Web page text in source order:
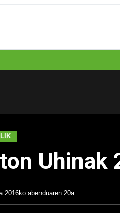
Uhinak
2016ko abenduaren 20a